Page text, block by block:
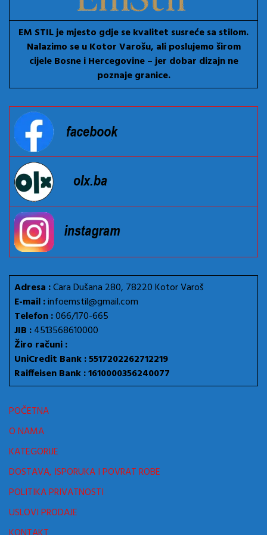
EM STIL je mjesto gdje se kvalitet susreće sa stilom.
Nalazimo se u Kotor Varošu, ali poslujemo širom
cijele Bosne i Hercegovine – jer dobar dizajn ne
poznaje granice.
Adresa :Cara Dušana 280, 78220 Kotor Varoš
E-mail :infoemstil@gmail.com
Telefon :066/170-665
JIB :4513568610000
Žiro računi :
UniCredit Bank : 5517202262712219
Raiffeisen Bank : 1610000356240077
POČETNA
O NAMA
KATEGORIJE
DOSTAVA, ISPORUKA I POVRAT ROBE
POLITIKA PRIVATNOSTI
USLOVI PRODAJE